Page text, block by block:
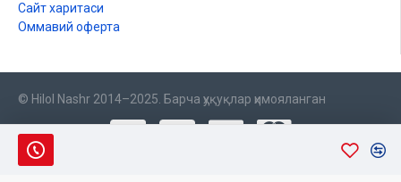
Сайт харитаси
Оммавий оферта
© Hilol Nashr 2014–2025. Барча ҳуқуқлар ҳимояланган